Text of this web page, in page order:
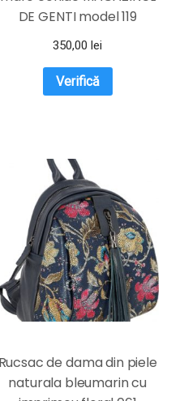
DE GENTI model 119
350,00lei
Verifică
Rucsac de dama din piele
naturala bleumarin cu